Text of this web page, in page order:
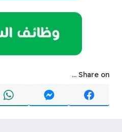
Share on ...